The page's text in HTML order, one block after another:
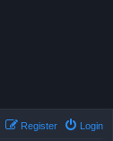
Login
Register